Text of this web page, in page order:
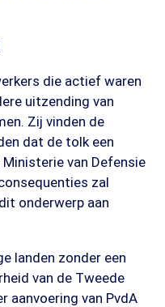
die actief waren
uitzending van
Zij vinden de
dat de tolk een
van Defensie
zal
onderwerp aan
landen zonder een
van de Tweede
aanvoering van PvdA